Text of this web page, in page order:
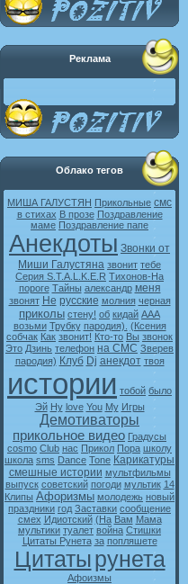
Реклама
Облако тегов
МИША ГАЛУСТЯН Прикольные смс
в стихах В прозе Поздравление
маме Поздравление папе
Анекдоты Звонки от
Миши Галустяна звонит тебе
Серия S.T.A.L.K.E.R Тихонов-На
пороге Тайны александр меня
звонят Не русские молния черная
приколы стену! об кидай ААА
возьми Трубку пародия). (Ксения
собчак Как звонит! Кто-то Вы звонок
Это Дзинь телефон на СМС Зверев
пародия) Клуб Dj анекдот твоя
истории тобой было
Эй Ну love You My Игры
Демотиваторы
прикольное видео Градусы
cosmo Club нас Прикол Пора школу
школа sms Dance Tone Карикатуры
смешные истории мультфильмы
выпуск советский погоди мультик 14
Клипы Афоризмы молодежь новый
праздники год Заставки сообщение
смех Идиотский (На Вам Мама
мультики туалет война Стишки
Цитаты Рунета за попляшете
Цитатырунета
Афоизмы